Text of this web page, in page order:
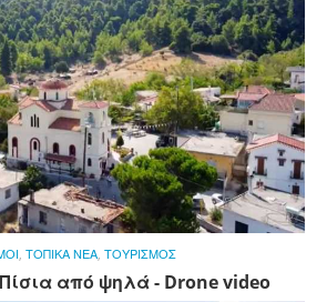
ΤΟΠΙΚΑ ΝΕΑ ΤΟΥΡΙΣΜΟΣ
από ψηλά - Drone video